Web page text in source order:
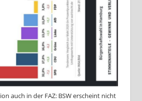
auch in der FAZ: BSW erscheint nicht